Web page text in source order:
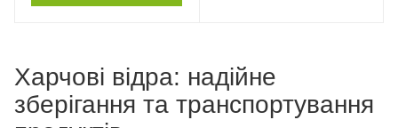
Харчові відра: надійне
зберігання та транспортування